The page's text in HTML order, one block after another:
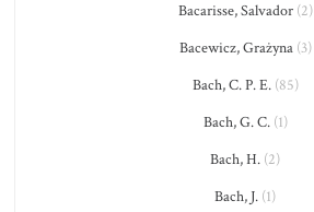
Bacarisse, Salvador(2)
Bacewicz, Grażyna(3)
Bach, C. P. E.(85)
Bach, G. C.(1)
Bach, H. (2)
Bach, J. (1)